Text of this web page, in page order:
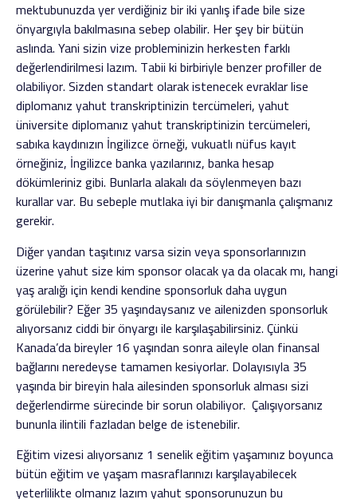
mektubunuzda yer verdiğiniz bir iki yanlış ifade bile size
önyargıyla bakılmasına sebep olabilir. Her şey bir bütün
aslında. Yani sizin vize probleminizin herkesten farklı
değerlendirilmesi lazım. Tabii ki birbiriyle benzer profiller de
olabiliyor. Sizden standart olarak istenecek evraklar lise
diplomanız yahut transkriptinizin tercümeleri, yahut
üniversite diplomanız yahut transkriptinizin tercümeleri,
sabıka kaydınızın İngilizce örneği, vukuatlı nüfus kayıt
örneğiniz, İngilizce banka yazılarınız, banka hesap
dökümleriniz gibi. Bunlarla alakalı da söylenmeyen bazı
kurallar var. Bu sebeple mutlaka iyi bir danışmanla çalışmanız
gerekir.
Diğer yandan taşıtınız varsa sizin veya sponsorlarınızın
üzerine yahut size kim sponsor olacak ya da olacak mı, hangi
yaş aralığı için kendi kendine sponsorluk daha uygun
görülebilir? Eğer 35 yaşındaysanız ve ailenizden sponsorluk
alıyorsanız ciddi bir önyargı ile karşılaşabilirsiniz. Çünkü
Kanada’da bireyler 16 yaşından sonra aileyle olan finansal
bağlarını neredeyse tamamen kesiyorlar. Dolayısıyla 35
yaşında bir bireyin hala ailesinden sponsorluk alması sizi
değerlendirme sürecinde bir sorun olabiliyor. Çalışıyorsanız
bununla ilintili fazladan belge de istenebilir.
Eğitim vizesi alıyorsanız 1 senelik eğitim yaşamınız boyunca
bütün eğitim ve yaşam masraflarınızı karşılayabilecek
yeterlilikte olmanız lazım yahut sponsorunuzun bu